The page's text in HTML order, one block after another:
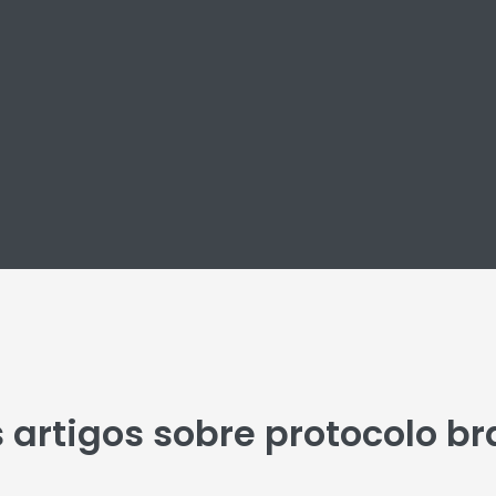
artigos sobre protocolo